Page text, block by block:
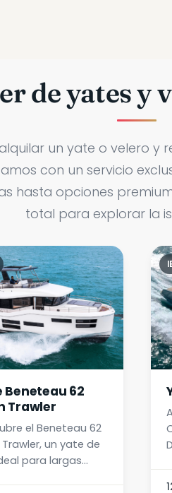
de yates y
un yate o velero y
con un servicio
hasta opciones
total para explorar la
Beneteau 62
Trawler
el Beneteau 62
un yate de
para largas